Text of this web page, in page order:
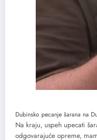
Dubinsko pecanje šarana na
Na kraju, uspeh upecati
odgovarajuće opreme,